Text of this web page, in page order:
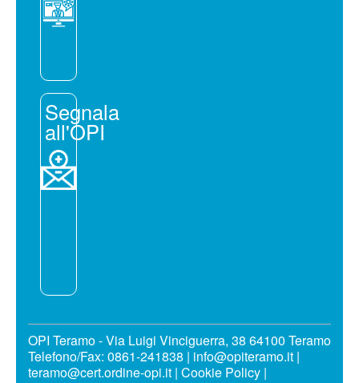
Segnala
all'OPI
OPI Teramo - Via Luigi Vinciguerra, 38 64100 Teramo
Telefono/Fax: 0861-241838 | info@opiteramo.it |
teramo@cert.ordine-opi.it | Cookie Policy |